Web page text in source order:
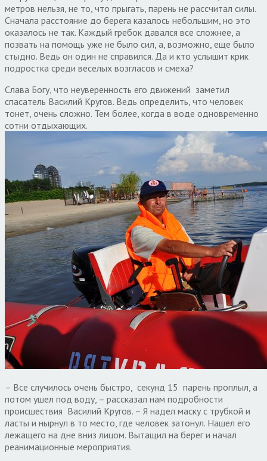
метров нельзя, не то, что прыгать, парень не рассчитал силы.
Сначала расстояние до берега казалось небольшим, но это
оказалось не так. Каждый гребок давался все сложнее, а
позвать на помощь уже не было сил, а, возможно, еще было
стыдно. Ведь он один не справился. Да и кто услышит крик
подростка среди веселых возгласов и смеха?
Слава Богу, что неуверенность его движений заметил
спасатель Василий Кругов. Ведь определить, что человек
тонет, очень сложно. Тем более, когда в воде одновременно
сотни отдыхающих.
– Все случилось очень быстро, секунд 15 парень проплыл, а
потом ушел под воду, – рассказал нам подробности
происшествия Василий Кругов. – Я надел маску с трубкой и
ласты и нырнул в то место, где человек затонул. Нашел его
лежащего на дне вниз лицом. Вытащил на берег и начал
реанимационные мероприятия.